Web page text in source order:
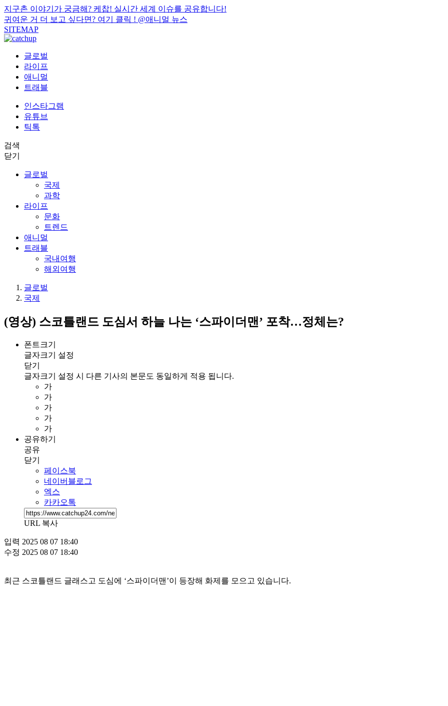
지구촌 이야기가 궁금해? 케찹! 실시간 세계 이슈를 공유합니다!
귀여운 거 더 보고 싶다면? 여기 클릭 ! @애니멀 뉴스
SITEMAP
글로벌
라이프
애니멀
트래블
인스타그램
유튜브
틱톡
검색
닫기
글로벌
국제
과학
라이프
문화
트렌드
애니멀
트래블
국내여행
해외여행
글로벌
국제
(영상) 스코틀랜드 도심서 하늘 나는 ‘스파이더맨’ 포착…정체는?
폰트크기
글자크기 설정
닫기
글자크기 설정 시 다른 기사의 본문도 동일하게 적용 됩니다.
가
가
가
가
가
공유하기
공유
닫기
페이스북
네이버블로그
엑스
카카오톡
URL 복사
입력 2025 08 07 18:40
수정 2025 08 07 18:40
최근 스코틀랜드 글래스고 도심에 ‘스파이더맨’이 등장해 화제를 모으고 있습니다.